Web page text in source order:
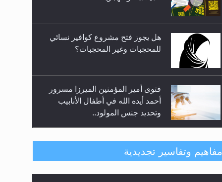
المعارضين ...**...
هل يجوز فتح مشروع كوافير نسائي
للمحجبات وغير المحجبات؟
فتوى أمير المؤمنين الميرزا مسرور
أحمد أيده الله في أطفال الأنابيب
وتحديد جنس المولود..
هل من الصحيح أن ديّة المرأة
المقتولة تساوي نصف ديّة الرجلمفاهيم وتفاسير تجديدية